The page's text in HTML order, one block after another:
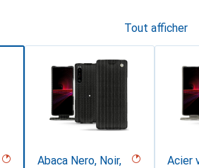
Tout afficher
Abaca Nero, Noir,
Acier